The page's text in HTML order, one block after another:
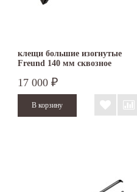
клещи большие изогнутые
Freund 140 мм сквозное
17 000 ₽